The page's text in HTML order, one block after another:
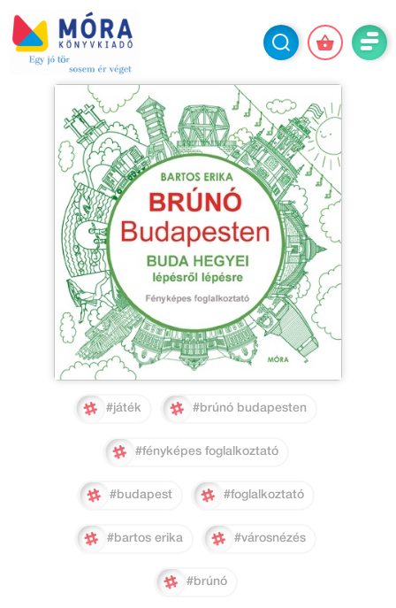
#játék #brúnó budapesten
#fényképes foglalkoztató
#budapest #foglalkoztató
#bartos erika #városnézés
#brúnó